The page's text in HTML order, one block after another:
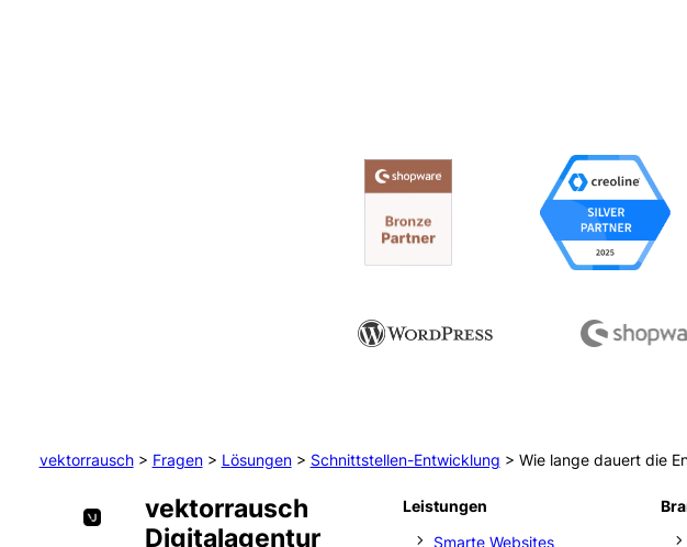
vektorrausch> Fragen> Lösungen> Schnittstellen-Entwicklung > Wie lange dauert die
vektorrausch
Digitalagentur
Leistungen
Smarte Websites